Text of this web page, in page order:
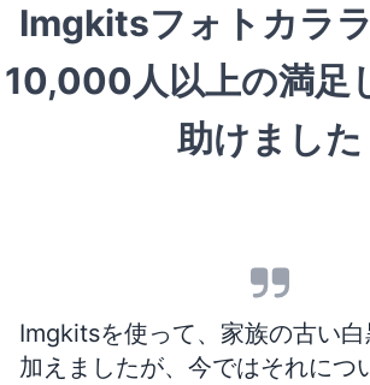
Imgkitsフォトカララ
10,000人以上の満足
助けました
Imgkitsを使って、家族の古い
加えましたが、今ではそれにつ